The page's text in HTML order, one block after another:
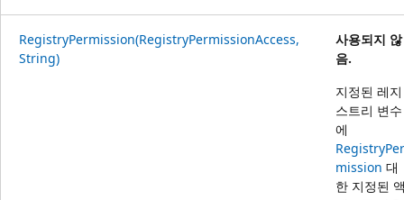
RegistryPermission(RegistryPermissionAccess,
String)
사용되지 않
음.
지정된 레지
스트리 변수
에
RegistryPer
mission 대
한 지정된